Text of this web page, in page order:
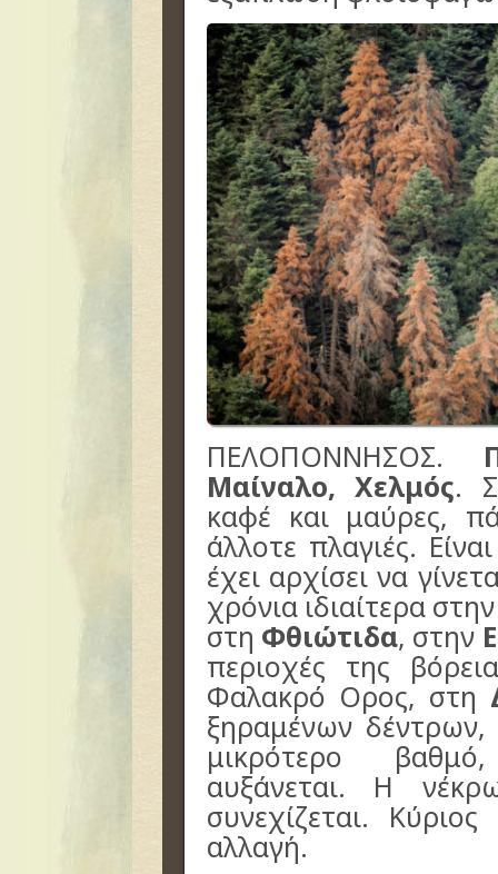
ΠΕΛΟΠΟΝΝΗΣΟΣ.
Μαίναλο, Χελμός.
καφέ και μαύρες,
άλλοτε πλαγιές.
έχει αρχίσει να
χρόνια ιδιαίτερα
στη Φθιώτιδα, στην
περιοχές της
Φαλακρό Ορος, στη
ξηραμένων
μικρότερο
αυξάνεται. Η
συνεχίζεται.
αλλαγή.